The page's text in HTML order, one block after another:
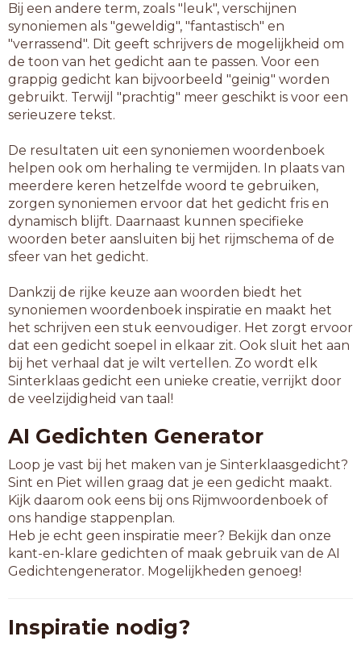
Bij een andere term, zoals "leuk", verschijnen
synoniemen als "geweldig", "fantastisch" en
"verrassend". Dit geeft schrijvers de mogelijkheid om
de toon van het gedicht aan te passen. Voor een
grappig gedicht kan bijvoorbeeld "geinig" worden
gebruikt. Terwijl "prachtig" meer geschikt is voor een
serieuzere tekst.
De resultaten uit een synoniemen woordenboek
helpen ook om herhaling te vermijden. In plaats van
meerdere keren hetzelfde woord te gebruiken,
zorgen synoniemen ervoor dat het gedicht fris en
dynamisch blijft. Daarnaast kunnen specifieke
woorden beter aansluiten bij het rijmschema of de
sfeer van het gedicht.
Dankzij de rijke keuze aan woorden biedt het
synoniemen woordenboek inspiratie en maakt het
het schrijven een stuk eenvoudiger. Het zorgt ervoor
dat een gedicht soepel in elkaar zit. Ook sluit het aan
bij het verhaal dat je wilt vertellen. Zo wordt elk
Sinterklaas gedicht een unieke creatie, verrijkt door
de veelzijdigheid van taal!
AI Gedichten Generator
Loop je vast bij het maken van je Sinterklaasgedicht?
Sint en Piet willen graag dat je een gedicht maakt.
Kijk daarom ook eens bij ons Rijmwoordenboek of
ons handige stappenplan.
Heb je echt geen inspiratie meer? Bekijk dan onze
kant-en-klare gedichten of maak gebruik van de AI
Gedichtengenerator. Mogelijkheden genoeg!
Inspiratie nodig?